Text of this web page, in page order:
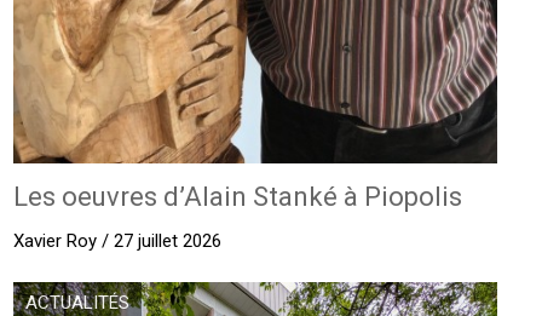
Les oeuvres d’Alain Stanké à Piopolis
Xavier Roy / 27 juillet 2026
ACTUALITÉS